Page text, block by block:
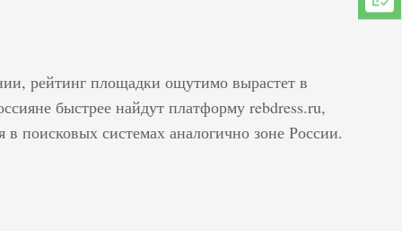
рейтинг площадки ощутимо вырастет в
быстрее найдут платформу rebdress.ru,
поисковых системах аналогично зоне России.